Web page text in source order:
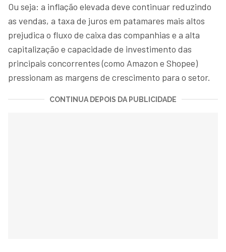
Ou seja: a inflação elevada deve continuar reduzindo
as vendas, a taxa de juros em patamares mais altos
prejudica o fluxo de caixa das companhias e a alta
capitalização e capacidade de investimento das
principais concorrentes (como Amazon e Shopee)
pressionam as margens de crescimento para o setor.
CONTINUA DEPOIS DA PUBLICIDADE